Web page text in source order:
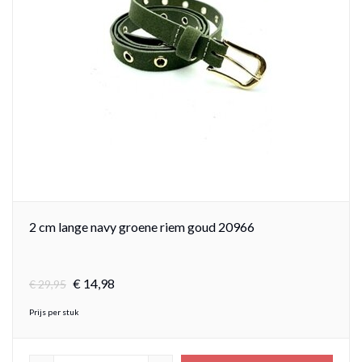
2 cm lange navy groene riem goud 20966
€29,95 € 14,98
Prijs per stuk